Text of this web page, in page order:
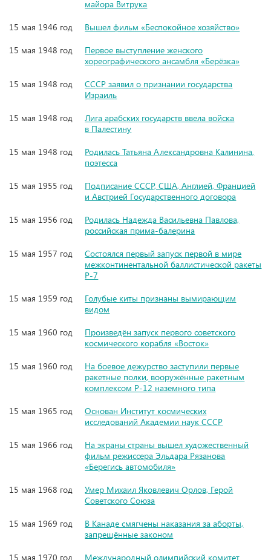
майора Витрука
15 мая 1946 год
Вышел фильм «Беспокойное хозяйство»
15 мая 1948 год
Первое выступление женского
хореографического ансамбля «Берёзка»
15 мая 1948 год
СССР заявил о признании государства
Израиль
15 мая 1948 год
Лига арабских государств ввела войска
в Палестину
15 мая 1948 год
Родилась Татьяна Александровна Калинина,
поэтесса
15 мая 1955 год
Подписание СССР, США, Англией, Францией
и Австрией Государственного договора
15 мая 1956 год
Родилась Надежда Васильевна Павлова,
российская прима-балерина
15 мая 1957 год
Состоялся первый запуск первой в мире
межконтинентальной баллистической ракеты
Р-7
15 мая 1959 год
Голубые киты признаны вымирающим
видом
15 мая 1960 год
Произведён запуск первого советского
космического корабля «Восток»
15 мая 1960 год
На боевое дежурство заступили первые
ракетные полки, вооружённые ракетным
комплексом Р-12 наземного типа
15 мая 1965 год
Основан Институт космических
исследований Академии наук СССР
15 мая 1966 год
На экраны страны вышел художественный
фильм режиссера Эльдара Рязанова
«Берегись автомобиля»
15 мая 1968 год
Умер Михаил Яковлевич Орлов, Герой
Советского Союза
15 мая 1969 год
В Канаде смягчены наказания за аборты,
запрещённые законом
15 мая 1970 год
Международный олимпийский комитет